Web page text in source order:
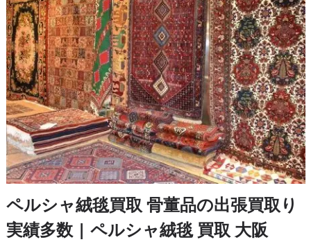
ペルシャ絨毯買取 骨董品の出張買取り
実績多数 | ペルシャ絨毯 買取 大阪